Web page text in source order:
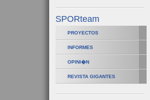
SPORteam
PROYECTOS
INFORMES
OPINI�N
REVISTA GIGANTES